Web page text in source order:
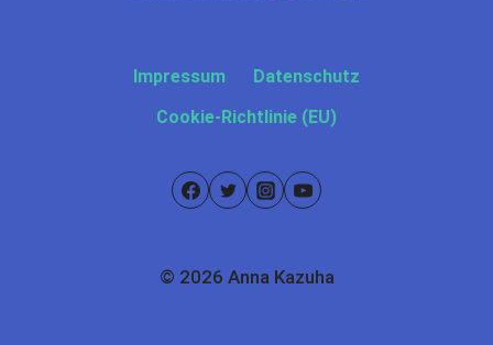
Impressum
Datenschutz
Cookie-Richtlinie (EU)
© 2026 Anna Kazuha